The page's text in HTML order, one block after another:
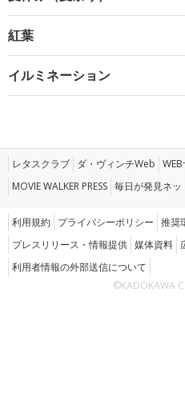
紅葉
イルミネーション
レタスクラブ ダ・ヴィンチWeb
MOVIE WALKER PRESS 毎日が発見ネッ
利用規約 プライバシーポリシー 推奨
プレスリリース・情報提供 媒体資料
利用者情報の外部送信について
©KADOKAWA